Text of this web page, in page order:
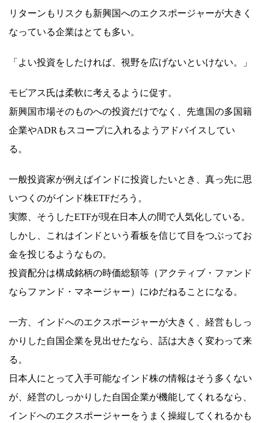
リターンもリスクも新興国へのエクスポージャーが大きく
なっている企業はとても多い。
「よい投資をしたければ、視野を広げないといけない。」
モビアス氏は柔軟に考えるように促す。
新興国市場そのものへの投資だけでなく、先進国の多国籍
企業やADRもスコープに入れるようアドバイスしてい
る。
一般投資家が例えばインドに投資したいとき、真っ先に思
いつくのがインド株ETFだろう。
実際、そうしたETFが現在日本人の間で人気化している。
しかし、これはインドという看板を信じて目をつぶってお
金を投じるようなもの。
投資配分は構成銘柄の時価総額等（アクティブ・ファンド
ならファンド・マネージャー）にゆだねることになる。
一方、インドへのエクスポージャーが大きく、経営もしっ
かりした自国企業を見出せたなら、話は大きく変わって来
る。
日本人にとって入手可能なインド株の情報はそう多くない
が、経営のしっかりした自国企業が機能してくれるなら、
インドへのエクスポージャーをうまく操縦してくれるかも